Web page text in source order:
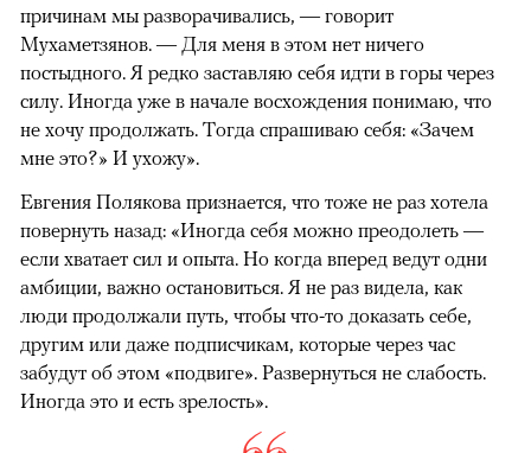
причинам мы разворачивались, — говорит
Мухаметзянов. — Для меня в этом нет ничего
постыдного. Я редко заставляю себя идти в горы через
силу. Иногда уже в начале восхождения понимаю, что
не хочу продолжать. Тогда спрашиваю себя: «Зачем
мне это?» И ухожу».
Евгения Полякова признается, что тоже не раз хотела
повернуть назад: «Иногда себя можно преодолеть —
если хватает сил и опыта. Но когда вперед ведут одни
амбиции, важно остановиться. Я не раз видела, как
люди продолжали путь, чтобы что-то доказать себе,
другим или даже подписчикам, которые через час
забудут об этом «подвиге». Развернуться не слабость.
Иногда это и есть зрелость».